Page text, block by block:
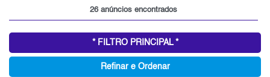
26 anúncios encontrados
* FILTRO PRINCIPAL *
Refinar e Ordenar